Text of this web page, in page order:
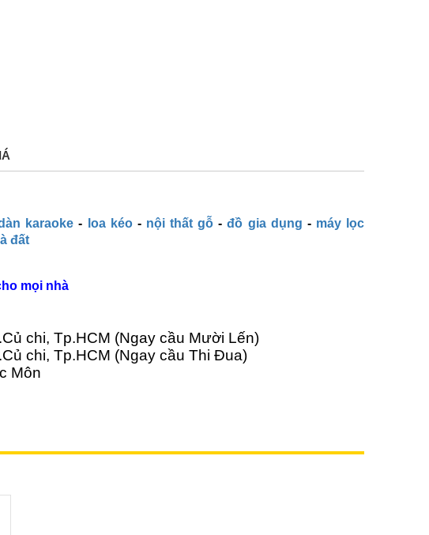
karaoke - loa kéo- nội thất gỗ -đồ gia dụng - máy lọc
đất
mọi nhà
chi, Tp.HCM (Ngay cầu Mười Lến)
chi, Tp.HCM (Ngay cầu Thi Đua)
Môn